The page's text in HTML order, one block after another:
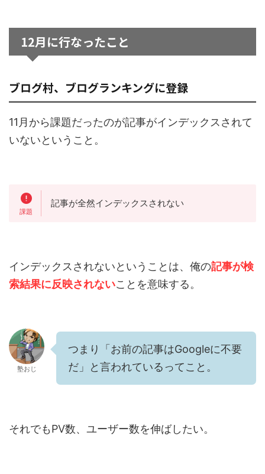
12月に行なったこと
ブログ村、ブログランキングに登録
11月から課題だったのが記事がインデックスされて
いないということ。
記事が全然インデックスされない
インデックスされないということは、俺の記事が検
索結果に反映されないことを意味する。
塾おじ
つまり「お前の記事はGoogleに不要
だ」と言われているってこと。
それでもPV数、ユーザー数を伸ばしたい。